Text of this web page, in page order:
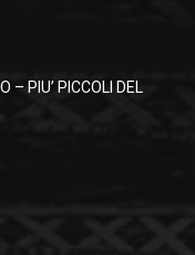
– PIU’ PICCOLI DEL